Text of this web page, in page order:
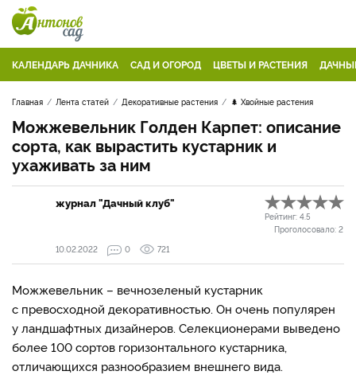
КАЛЕНДАРЬ ДАЧНИКА САД И ОГОРОД ЦВЕТЫ И РАСТЕНИЯ
Главная Лента статей Декоративные растения 🌲 Хвойные растения
Можжевельник Голден Карпет: описание
сорта, как вырастить кустарник и
ухаживать за ним
журнал "Дачный клуб"
Рейтинг: 4.5
Проголосовало: 2
10.02.2022
0 721
Можжевельник – вечнозеленый кустарник
с превосходной декоративностью. Он очень популярен
у ландшафтных дизайнеров. Селекционерами выведено
более 100 сортов горизонтального кустарника,
отличающихся разнообразием внешнего вида.